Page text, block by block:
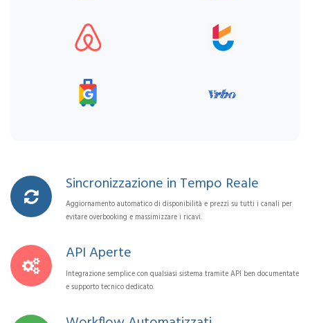
Sincronizzazione in Tempo Reale
Aggiornamento automatico di disponibilità e prezzi su tutti i canali per
evitare overbooking e massimizzare i ricavi.
API Aperte
Integrazione semplice con qualsiasi sistema tramite API ben documentate
e supporto tecnico dedicato.